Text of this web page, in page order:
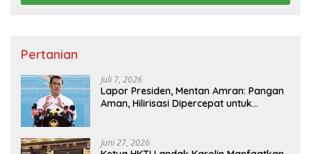
Pertanian
Juli 7, 2026
Lapor Presiden, Mentan Amran: Pangan
Aman, Hilirisasi Dipercepat untuk
Juni 27, 2026